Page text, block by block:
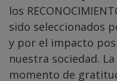
los
sido seleccionados
y por el impacto
nuestra sociedad.
momento de